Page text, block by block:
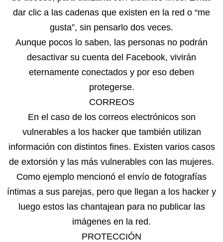
dar clic a las cadenas que existen en la red o “me
gusta”, sin pensarlo dos veces.
Aunque pocos lo saben, las personas no podrán
desactivar su cuenta del Facebook, vivirán
eternamente conectados y por eso deben
protegerse.
CORREOS
En el caso de los correos electrónicos son
vulnerables a los hacker que también utilizan
información con distintos fines. Existen varios casos
de extorsión y las más vulnerables con las mujeres.
Como ejemplo mencionó el envío de fotografías
íntimas a sus parejas, pero que llegan a los hacker y
luego estos las chantajean para no publicar las
imágenes en la red.
PROTECCIÓN